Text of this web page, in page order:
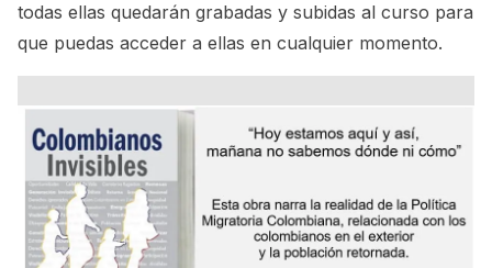
todas ellas quedarán grabadas y subidas al curso para
que puedas acceder a ellas en cualquier momento.